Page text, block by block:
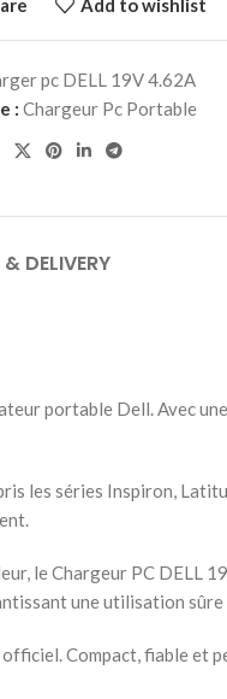
Add to wishlist
pc DELL 19V 4.62A
: Chargeur Pc Portable
DELIVERY
portable Dell. Avec
les séries Inspiron,
le Chargeur PC DELL
une utilisation
Compact, fiable